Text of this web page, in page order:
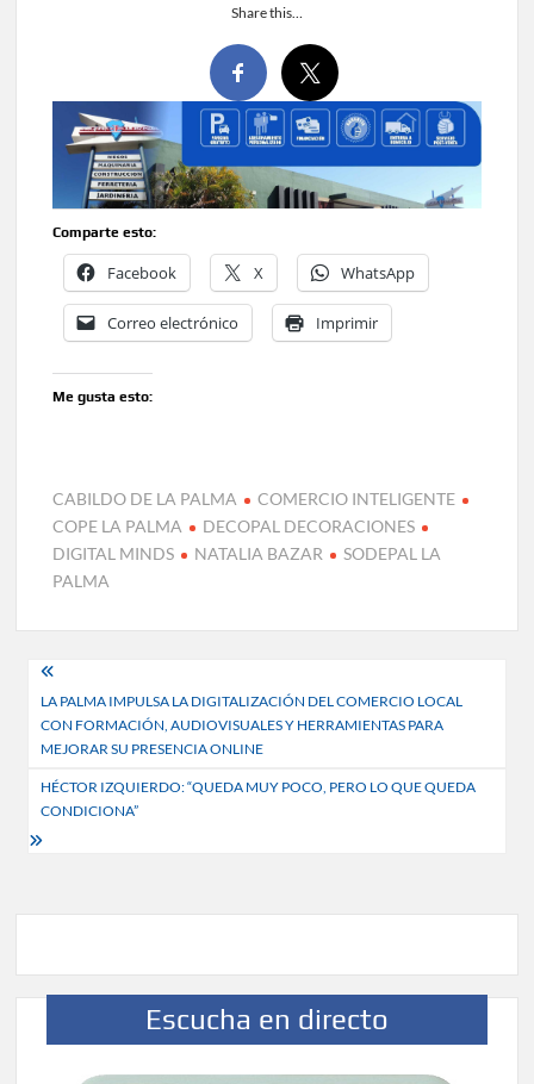
Share this…
Comparte esto:
Facebook X WhatsApp
Correo electrónico Imprimir
Me gusta esto:
CABILDO DE LA PALMA
COMERCIO INTELIGENTE
COPE LA PALMA
DECOPAL DECORACIONES
DIGITAL MINDS
NATALIA BAZAR
SODEPAL LA
PALMA
Navegación
de
entradas
LA PALMA IMPULSA LA DIGITALIZACIÓN DEL COMERCIO LOCAL
CON FORMACIÓN, AUDIOVISUALES Y HERRAMIENTAS PARA
MEJORAR SU PRESENCIA ONLINE
HÉCTOR IZQUIERDO: “QUEDA MUY POCO, PERO LO QUE QUEDA
CONDICIONA”
Escucha en directo